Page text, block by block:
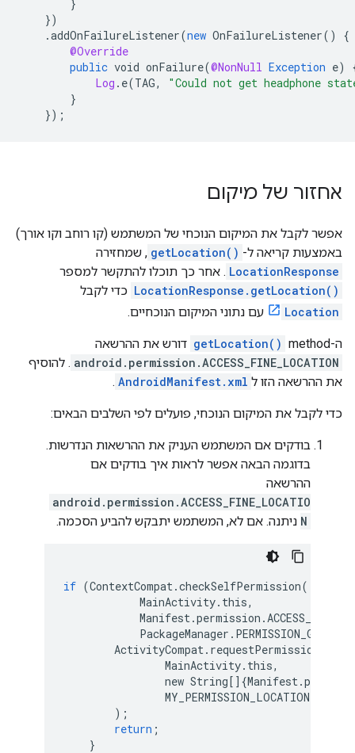
}
})
.addOnFailureListener(new OnFailureListener()
{
@Override
public void onFailure(@NonNull Exception e)
Log . e(TAG,
"Could not get headphone
}
});
אחזור של מיקום
אפשר לקבל את המיקום הנוכחי של המשתמש (קו רוחב וקו אורך)
באמצעות קריאה ל- getLocation() , שמחזירה
LocationResponse . אחר כך תוכלו להתקשר למספר
LocationResponse.getLocation() כדי לקבל
Location
עם נתוני המיקום הנוכחיים.
ה-method‏ getLocation() דורש את ההרשאה
android.permission.ACCESS_FINE_LOCATION . להוסיף
את ההרשאה הזו ל AndroidManifest.xml
.
כדי לקבל את המיקום הנוכחי, פועלים לפי השלבים הבאים:
בודקים אם המשתמש העניק את ההרשאות הנדרשות.
בדוגמה הבאה אפשר לראות איך בודקים אם
ההרשאה
android.permission.ACCESS_FINE_LOCATIO
N ניתנה. אם לא, המשתמש יתבקש להביע הסכמה.
if (ContextCompat.checkSelfPermission(
MainActivity. this,
Manifest.permission .
PackageManager . PERMISSION_GRANTED
ActivityCompat. requestPermissions
MainActivity. this,
new String[]{Manifest.
MY_PERMISSION_LOCATION
);
return ;
}